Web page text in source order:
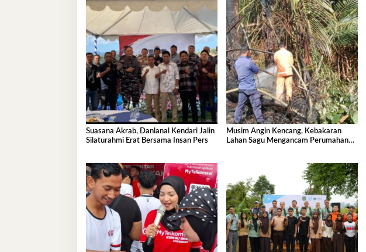
Suasana Akrab, Danlanal Kendari Jalin
Silaturahmi Erat Bersama Insan Pers
Musim Angin Kencang, Kebakaran
Lahan Sagu Mengancam Perumahan